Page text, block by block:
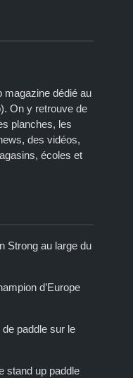
magazine dédié au
On y retrouve de
planches, les
des vidéos,
écoles et
Strong au large du
d’Europe
paddle sur le
stand up paddle